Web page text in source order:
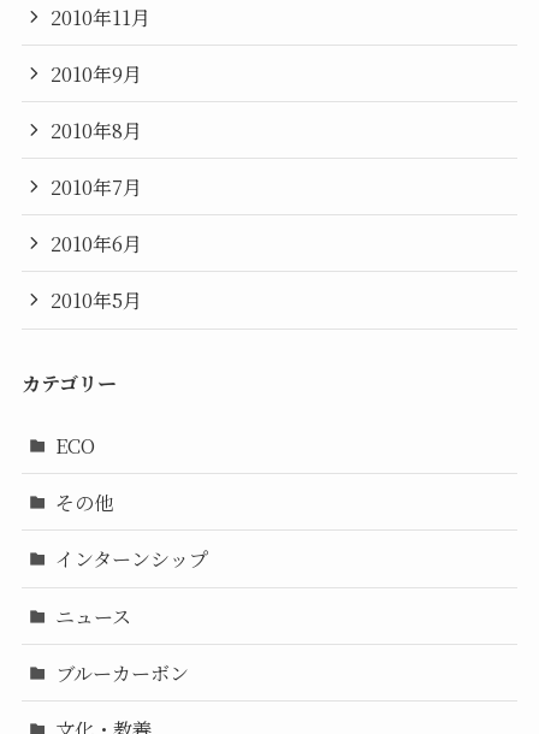
2010年11月
2010年9月
2010年8月
2010年7月
2010年6月
2010年5月
カテゴリー
ECO
その他
インターンシップ
ニュース
ブルーカーボン